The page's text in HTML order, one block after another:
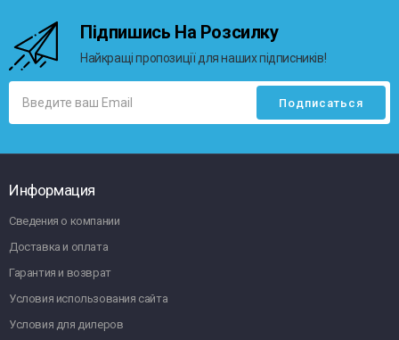
Підпишись На Розсилку
Найкращі пропозиції для наших підписників!
Информация
Сведения о компании
Доставка и оплата
Гарантия и возврат
Условия использования сайта
Условия для дилеров